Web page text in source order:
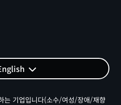
는 기업입니다(소수/여성/장애/재향